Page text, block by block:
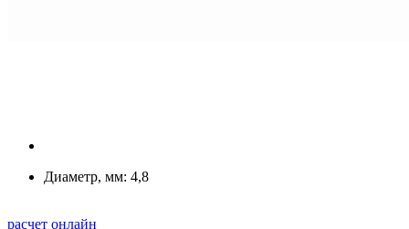
Диаметр, мм: 4,8
расчет онлайн